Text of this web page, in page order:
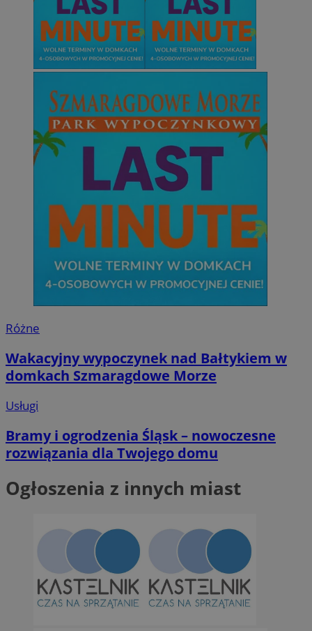
Różne
Wakacyjny wypoczynek nad Bałtykiem w
domkach Szmaragdowe Morze
Usługi
Bramy i ogrodzenia Śląsk – nowoczesne
rozwiązania dla Twojego domu
Ogłoszenia z innych miast